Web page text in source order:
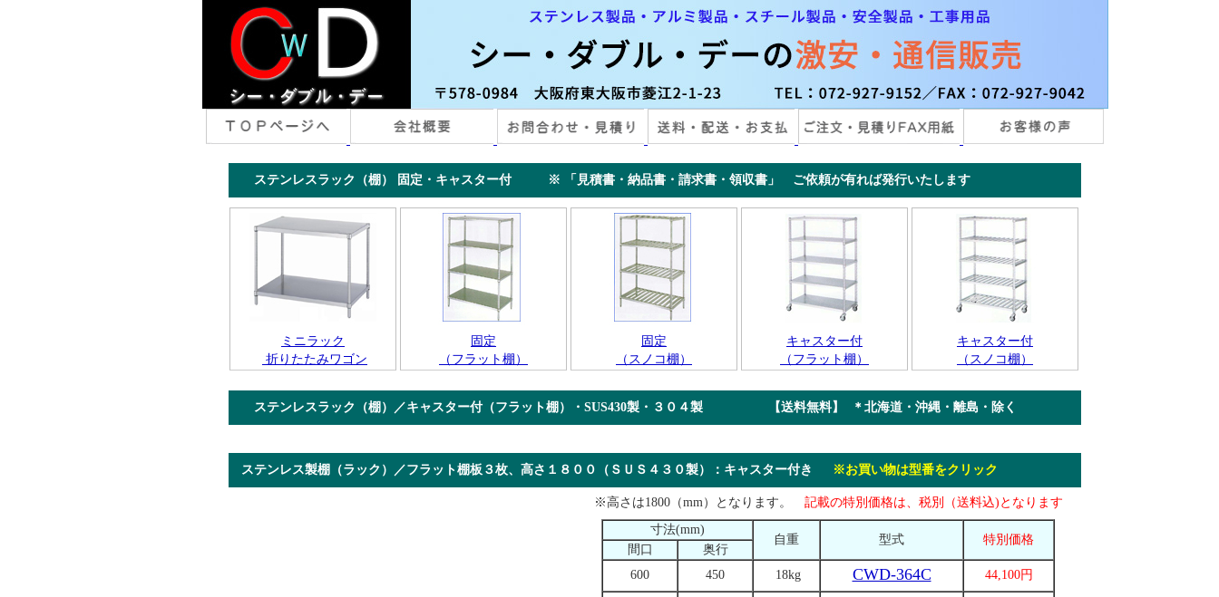
ステンレスラック（棚） 固定・キャスター付 ※ 「見積書・納品書・請求書・領収書」 ご依頼が有れば発行いたします
ミニラック
折りたたみワゴン
固定
（フラット棚）
固定
（スノコ棚）
キャスター付
（フラット棚）
キャスター付
（スノコ棚）
ステンレスラック（棚）／キャスター付（フラット棚）・SUS430製・３０４製 【送料無料】 ＊北海道・沖縄・離島・除く
ステンレス製棚（ラック）／フラット棚板３枚、高さ１８００（ＳＵＳ４３０製）：キャスター付き ※お買い物は型番をクリック
※高さは1800（mm）となります。 記載の特別価格は、税別（送料込)となります
寸法(mm)
自重 型式 特別価格
間口
奥行
600
450 18kg CWD-364C 44,100円